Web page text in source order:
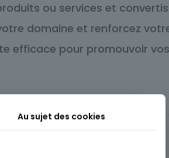
ou services et
domaine et renforcez
efficace pour promouvoir
Au sujet des cookies